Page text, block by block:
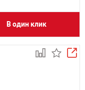
В один клик